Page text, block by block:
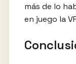
más de lo
en juego la